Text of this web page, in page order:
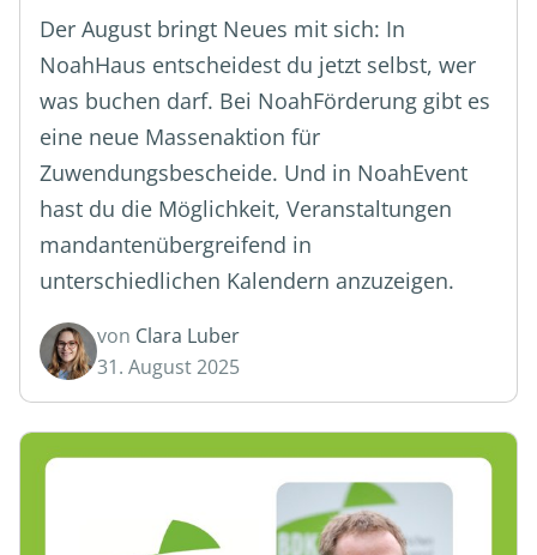
Der August bringt Neues mit sich: In
NoahHaus entscheidest du jetzt selbst, wer
was buchen darf. Bei NoahFörderung gibt es
eine neue Massenaktion für
Zuwendungsbescheide. Und in NoahEvent
hast du die Möglichkeit, Veranstaltungen
mandantenübergreifend in
unterschiedlichen Kalendern anzuzeigen.
von Clara Luber
31. August 2025